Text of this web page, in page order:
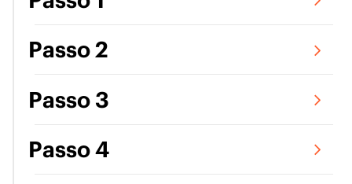
Passo 2
Passo 3
Passo 4